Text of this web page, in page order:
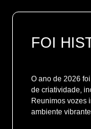
FOI
O ano de 2026
de criatividade,
Reunimos vozes
ambiente